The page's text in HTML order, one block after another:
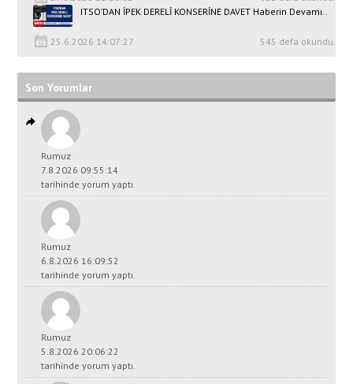
ITSO’DAN İPEK DERELİ KONSERİNE DAVET Haberin Devamı..
25.6.2026 14:07:27 545 defa okundu.
Son Yorumlar
Rumuz
7.8.2026 09:55:14
tarihinde yorum yaptı.
Rumuz
6.8.2026 16:09:52
tarihinde yorum yaptı.
Rumuz
5.8.2026 20:06:22
tarihinde yorum yaptı.